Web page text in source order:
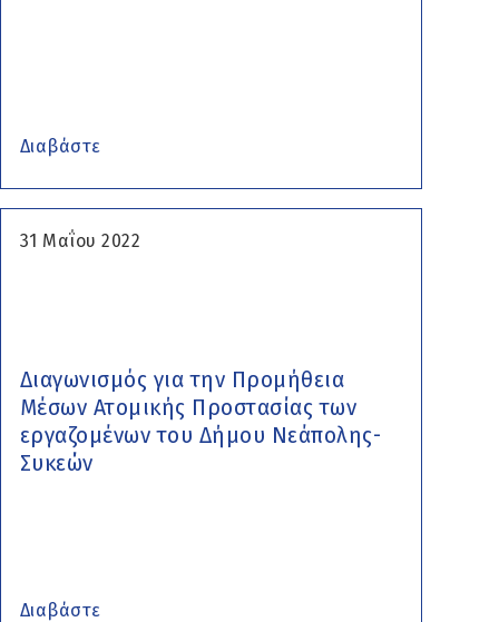
Διαβάστε
31 Μαΐου 2022
Διαγωνισμός για την Προμήθεια
Μέσων Ατομικής Προστασίας των
εργαζομένων του Δήμου Νεάπολης-
Συκεών
Διαβάστε